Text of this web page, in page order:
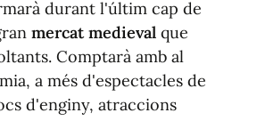
durant l'últim cap de
mercat medieval que
Comptarà amb al
a més d'espectacles de
d'enginy, atraccions